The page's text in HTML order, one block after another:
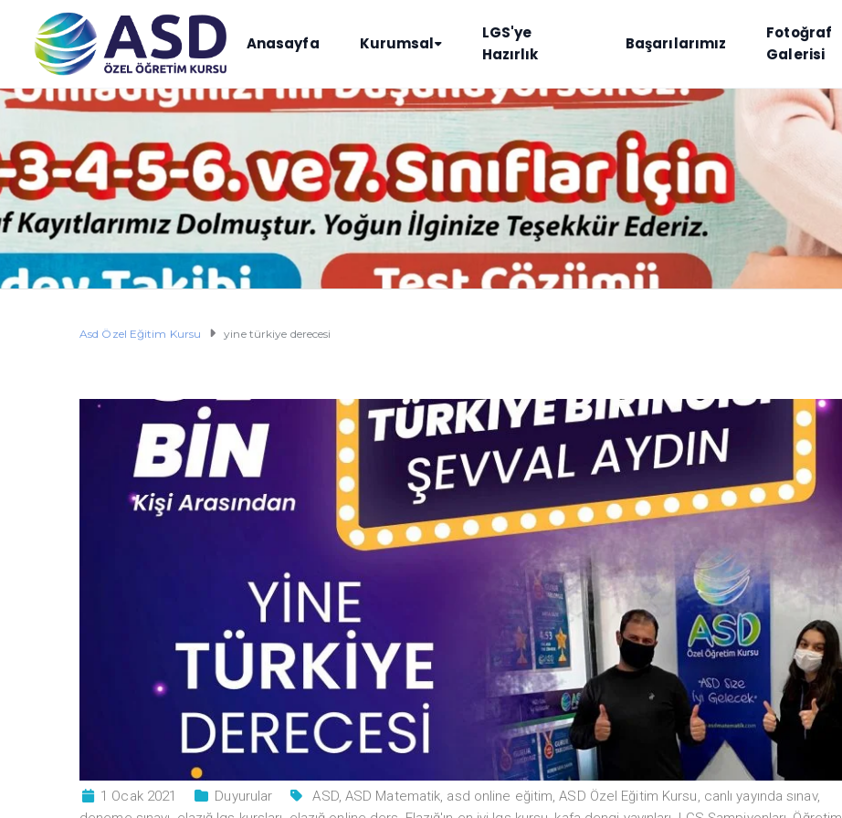
Anasayfa Kurumsal
LGS'ye
Hazırlık
Başarılarımız
Fotoğraf
Galerisi
Asd Özel Eğitim Kursu yine türkiye derecesi
1 Ocak 2021 Duyurular ASD, ASD Matematik, asd online eğitim,ASD Özel Eğitim Kursu, canlı yayında sınav,